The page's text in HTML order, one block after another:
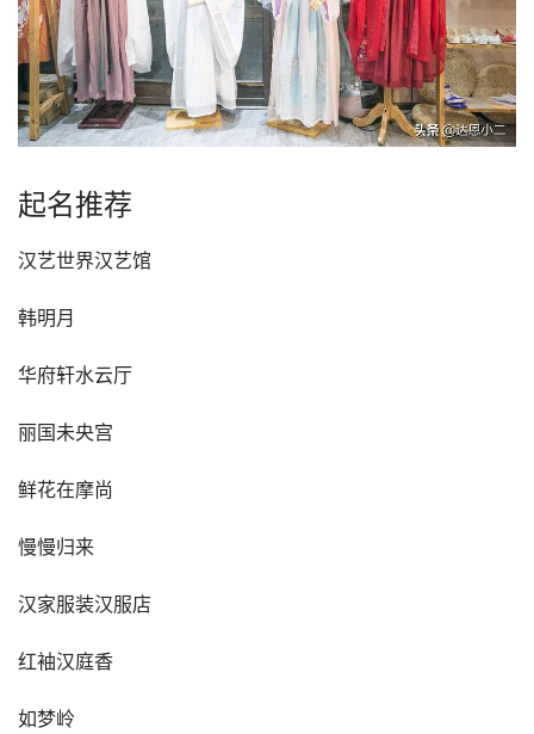
起名推荐
汉艺世界汉艺馆
韩明月
华府轩水云厅
丽国未央宫
鲜花在摩尚
慢慢归来
汉家服装汉服店
红袖汉庭香
如梦岭